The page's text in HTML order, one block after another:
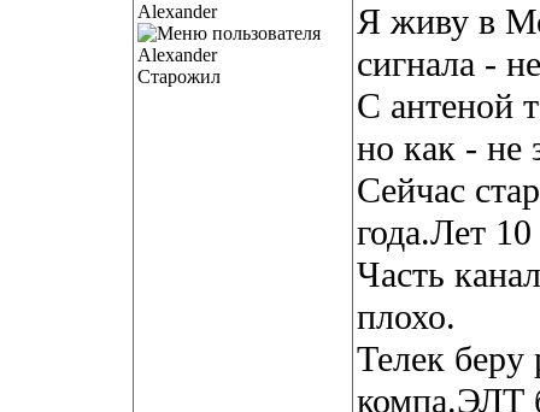
Alexander
Старожил
Я живу в
сигнала -
С антеной
но как - не
Сейчас
года.Лет
Часть
плохо.
Телек беру
компа.ЭЛТ